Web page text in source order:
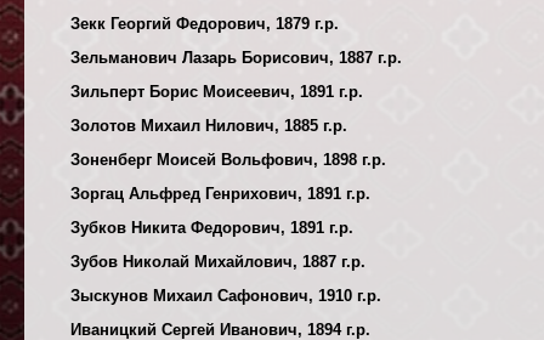
Зекк Георгий Федорович, 1879 г.р.
Зельманович Лазарь Борисович, 1887 г.р.
Зильперт Борис Моисеевич, 1891 г.р.
Золотов Михаил Нилович, 1885 г.р.
Зоненберг Моисей Вольфович, 1898 г.р.
Зоргац Альфред Генрихович, 1891 г.р.
Зубков Никита Федорович, 1891 г.р.
Зубов Николай Михайлович, 1887 г.р.
Зыскунов Михаил Сафонович, 1910 г.р.
Иваницкий Сергей Иванович, 1894 г.р.